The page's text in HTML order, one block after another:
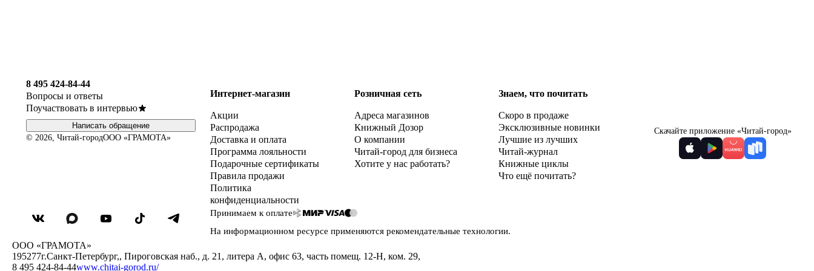
8 495 424-84-44
Вопросы и ответы
Поучаствовать в интервью
Написать обращение
© 2026, Читай-городООО «ГРАМОТА»
Интернет-магазин
Акции
Распродажа
Доставка и оплата
Программа лояльности
Подарочные сертификаты
Правила продажи
Политика
конфиденциальности
Розничная сеть
Адреса магазинов
Книжный Дозор
О компании
Читай-город для бизнеса
Хотите у нас работать?
Знаем, что почитать
Скоро в продаже
Эксклюзивные новинки
Лучшие из лучших
Читай-журнал
Книжные циклы
Что ещё почитать?
Принимаем к оплате
На информационном ресурсе применяются рекомендательные технологии.
Скачайте приложение «Читай-город»
ООО «ГРАМОТА»
195277г.Санкт-Петербург,, Пироговская наб., д. 21, литера А, офис 63, часть помещ. 12-Н, ком. 29,
8 495 424-84-44www.chitai-gorod.ru/